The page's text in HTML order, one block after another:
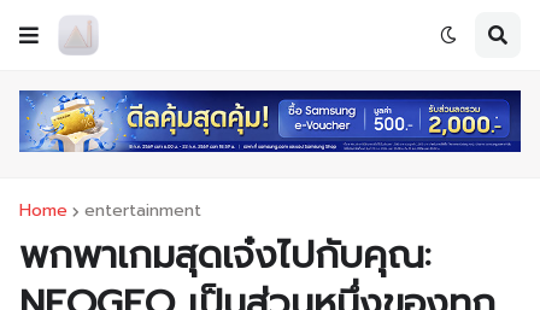
Home entertainment
พกพาเกมสุดเจ๋งไปกับคุณ: